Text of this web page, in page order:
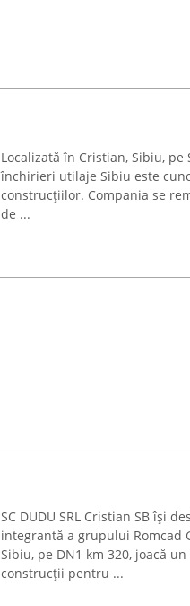
Localizată în Cristian, Sibiu, pe
închirieri utilaje Sibiu este
construcțiilor. Compania se
de ...
SC DUDU SRL Cristian SB își
integrantă a grupului Romcad
Sibiu, pe DN1 km 320, joacă
construcții pentru ...